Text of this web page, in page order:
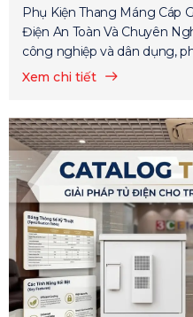
Phụ Kiện Thang Máng Cáp
Điện An Toàn Và Chuyên
công nghiệp và dân dụng,
Xem chi tiết